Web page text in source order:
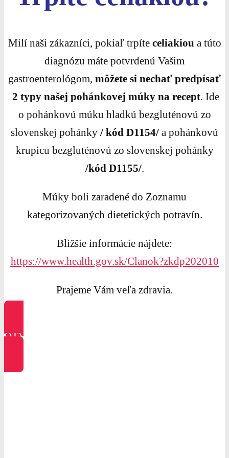
Milí naši zákazníci, pokiaľ trpíte celiakiou a túto
diagnózu máte potvrdenú Vašim
gastroenterológom, môžete si nechať predpísať
2 typy našej pohánkovej múky na recept. Ide
o pohánkovú múku hladkú bezgluténovú zo
slovenskej pohánky / kód D1154/ a pohánkovú
krupicu bezgluténovú zo slovenskej pohánky
/kód D1155/.
Múky boli zaradené do Zoznamu
kategorizovaných dietetických potravín.
Bližšie informácie nájdete:
https://www.health.gov.sk/Clanok?zkdp202010
Prajeme Vám veľa zdravia.
OTVORIŤ LETÁK